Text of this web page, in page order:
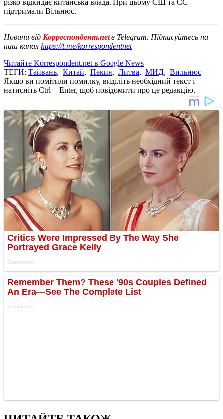
різко відкидає китайська влада. При цьому СШ та ЄС
підтримали Вільнюс.
Новини від Корреспондент.netв Telegram. Підписуйтесь на
наш канал https://t.me/korrespondentnet
Читайте Korrespondent.net в Google News
ТЕГИ: Тайвань, Китай, Пекин, Литва, МИД, Вильнюс
Якщо ви помітили помилку, виділіть необхідний текст і
натисніть Ctrl + Enter, щоб повідомити про це редакцію.